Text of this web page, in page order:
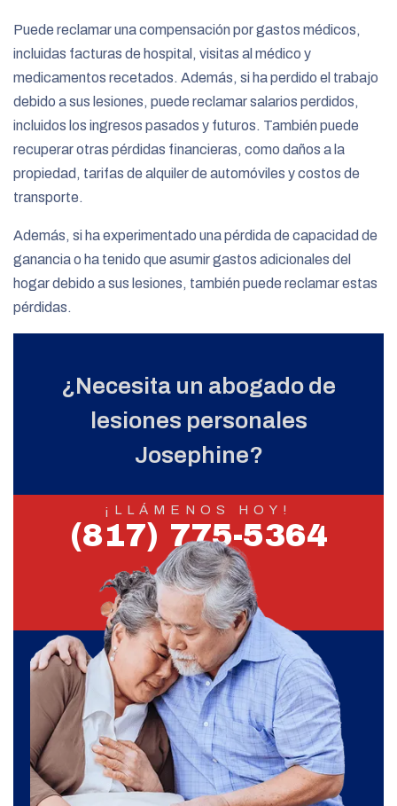
Puede reclamar una compensación por gastos médicos,
incluidas facturas de hospital, visitas al médico y
medicamentos recetados. Además, si ha perdido el trabajo
debido a sus lesiones, puede reclamar salarios perdidos,
incluidos los ingresos pasados y futuros. También puede
recuperar otras pérdidas financieras, como daños a la
propiedad, tarifas de alquiler de automóviles y costos de
transporte.
Además, si ha experimentado una pérdida de capacidad de
ganancia o ha tenido que asumir gastos adicionales del
hogar debido a sus lesiones, también puede reclamar estas
pérdidas.
¿Necesita un abogado de
lesiones personales
Josephine?
¡LLÁMENOS HOY!
(817) 775-5364